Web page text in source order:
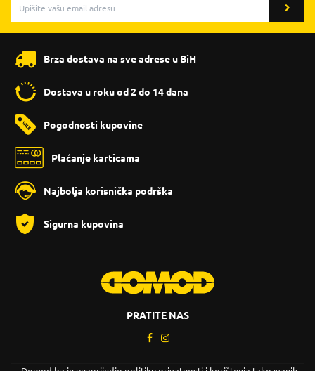
Brza dostava na sve adrese u BiH
Dostava u roku od 2 do 14 dana
Pogodnosti kupovine
Plaćanje karticama
Najbolja korisnička podrška
Sigurna kupovina
PRATITE NAS